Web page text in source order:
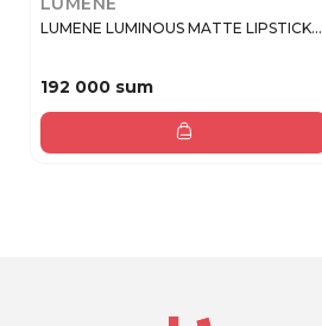
LUMENE LUMINOUS MATTE LIPSTICK...
192 000 sum